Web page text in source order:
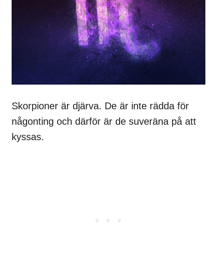
Skorpioner är djärva. De är inte rädda för
någonting och därför är de suveräna på att
kyssas.